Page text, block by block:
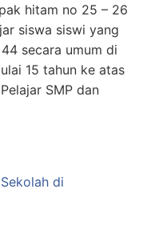
hitam no 25 – 26
siswa siswi yang
secara umum di
15 tahun ke atas
SMP dan